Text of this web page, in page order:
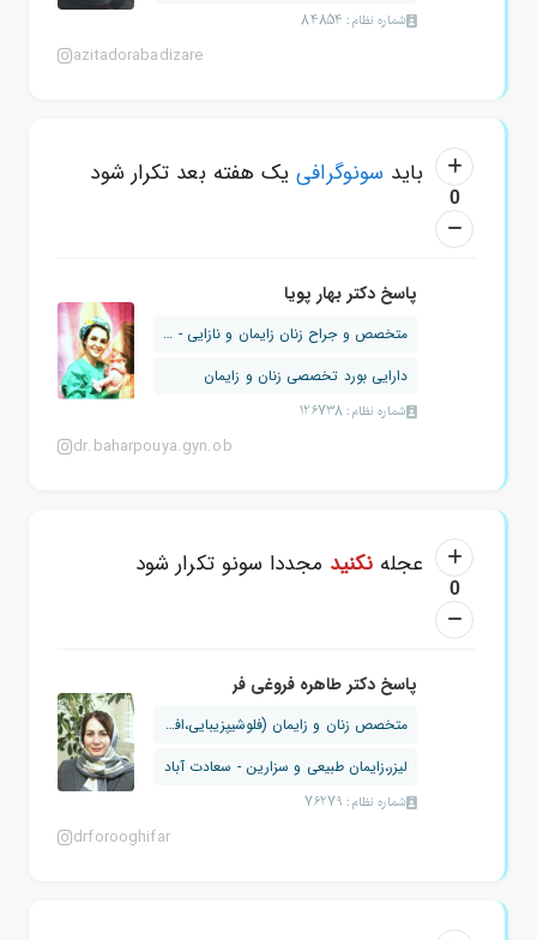
شماره نظام: 84854
azitadorabadizare
0
باید سونوگرافییک هفته بعد تکرار شود
پاسخ دکتر بهار پویا
متخصص و جراح زنان زایمان و نازایی - د...
دارایی بورد تخصصی زنان و زایمان
شماره نظام: 126738
dr.baharpouya.gyn.ob
0
عجله نکنید مجددا سونو تکرار شود
پاسخ دکتر طاهره فروغی فر
متخصص زنان و زایمان (فلوشیپزیبایی،افت...
لیزر،زایمان طبیعی و سزارین - سعادت آباد
شماره نظام: 76279
drforooghifar